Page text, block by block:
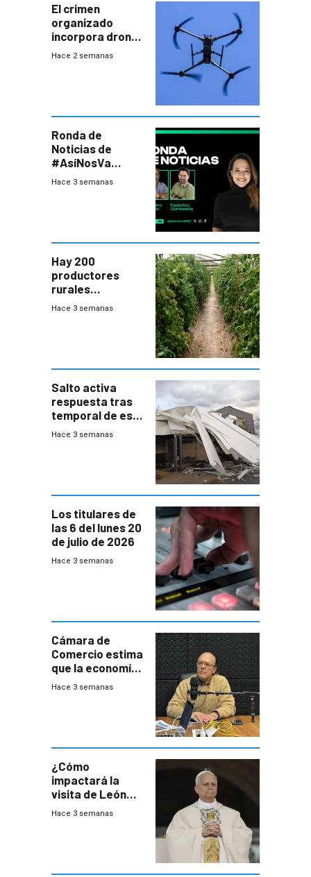
El crimen
organizado
incorpora drones
y abre un nuevo
Hace 2 semanas
Ronda de
Noticias de
#AsíNosVa
(20/7/26)
Hace 3 semanas
Hay 200
productores
rurales
afectados tras
Hace 3 semanas
Salto activa
respuesta tras
temporal de este
sábado con
Hace 3 semanas
Los titulares de
las 6 del lunes 20
de julio de 2026
Hace 3 semanas
Cámara de
Comercio estima
que la economía
crecerá 1,6%
Hace 3 semanas
¿Cómo
impactará la
visita de León
XIV a Uruguay?
Hace 3 semanas